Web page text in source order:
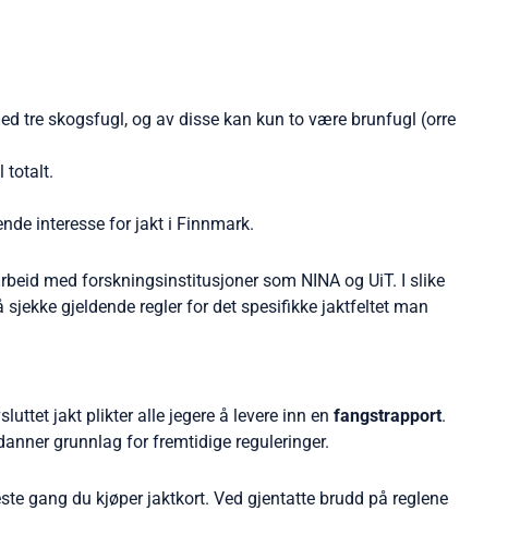
tre skogsfugl, og av disse kan kun to være brunfugl (orre
totalt.
interesse for jakt i Finnmark.
med forskningsinstitusjoner som NINA og UiT. I slike
gjeldende regler for det spesifikke jaktfeltet man
jakt plikter alle jegere å levere inn en fangstrapport.
grunnlag for fremtidige reguleringer.
gang du kjøper jaktkort. Ved gjentatte brudd på reglene